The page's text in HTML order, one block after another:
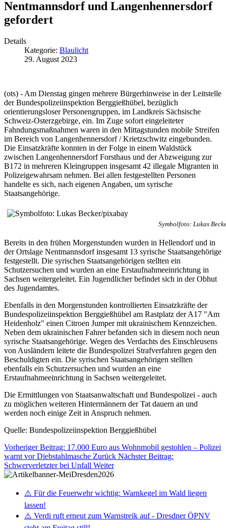
Nentmannsdorf und Langenhennersdorf
gefordert
Details
Kategorie: Blaulicht
29. August 2023
(ots) - Am Dienstag gingen mehrere Bürgerhinweise in der Leitstelle
der Bundespolizeiinspektion Berggießhübel, bezüglich
orientierungsloser Personengruppen, im Landkreis Sächsische
Schweiz-Osterzgebirge, ein. Im Zuge sofort eingeleiteter
Fahndungsmaßnahmen waren in den Mittagstunden mobile Streifen
im Bereich von Langenhennersdorf / Krietzschwitz eingebunden.
Die Einsatzkräfte konnten in der Folge in einem Waldstück
zwischen Langenhennersdorf Forsthaus und der Abzweigung zur
B172 in mehreren Kleingruppen insgesamt 42 illegale Migranten in
Polizeigewahrsam nehmen. Bei allen festgestellten Personen
handelte es sich, nach eigenen Angaben, um syrische
Staatsangehörige.
Symbolfoto: Lukas
Bereits in den frühen Morgenstunden wurden in Hellendorf und in
der Ortslage Nentmannsdorf insgesamt 13 syrische Staatsangehörige
festgestellt. Die syrischen Staatsangehörigen stellten ein
Schutzersuchen und wurden an eine Erstaufnahmeeinrichtung in
Sachsen weitergeleitet. Ein Jugendlicher befindet sich in der Obhut
des Jugendamtes.
Ebenfalls in den Morgenstunden kontrollierten Einsatzkräfte der
Bundespolizeiinspektion Berggießhübel am Rastplatz der A17 "Am
Heidenholz" einen Citroen Jumper mit ukrainischem Kennzeichen.
Neben dem ukrainischen Fahrer befanden sich in diesem noch neun
syrische Staatsangehörige. Wegen des Verdachts des Einschleusens
von Ausländern leitete die Bundespolizei Strafverfahren gegen den
Beschuldigten ein. Die syrischen Staatsangehörigen stellten
ebenfalls ein Schutzersuchen und wurden an eine
Erstaufnahmeeinrichtung in Sachsen weitergeleitet.
Die Ermittlungen von Staatsanwaltschaft und Bundespolizei - auch
zu möglichen weiteren Hintermännern der Tat dauern an und
werden noch einige Zeit in Anspruch nehmen.
Quelle: Bundespolizeiinspektion Berggießhübel
Vorheriger Beitrag: 17.000 Euro aus Wohnmobil gestohlen – Polizei
warnt vor Diebstahlmasche Zurück Nächster Beitrag:
Schwerverletzter bei Unfall Weiter
⚠️ Für die Feuerwehr wichtig: Warnkegel im Wald liegen
lassen!
⚠️ Verdi ruft erneut zum Warnstreik auf - Dresdner ÖPNV